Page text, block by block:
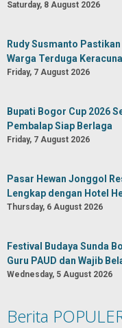
Saturday, 8 August 2026
Rudy Susmanto
Warga Terduga
Friday, 7 August 2026
Bupati Bogor Cup 2026
Pembalap Siap Berlaga
Friday, 7 August 2026
Pasar Hewan Jonggol
Lengkap dengan Hotel
Thursday, 6 August 2026
Festival Budaya Sunda
Guru PAUD dan Wajib
Wednesday, 5 August 2026
Berita